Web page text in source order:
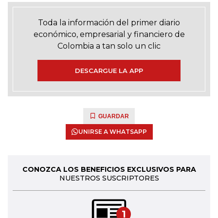
Toda la información del primer diario
económico, empresarial y financiero de
Colombia a tan solo un clic
DESCARGUE LA APP
GUARDAR
UNIRSE A WHATSAPP
CONOZCA LOS BENEFICIOS EXCLUSIVOS PARA
NUESTROS SUSCRIPTORES
1